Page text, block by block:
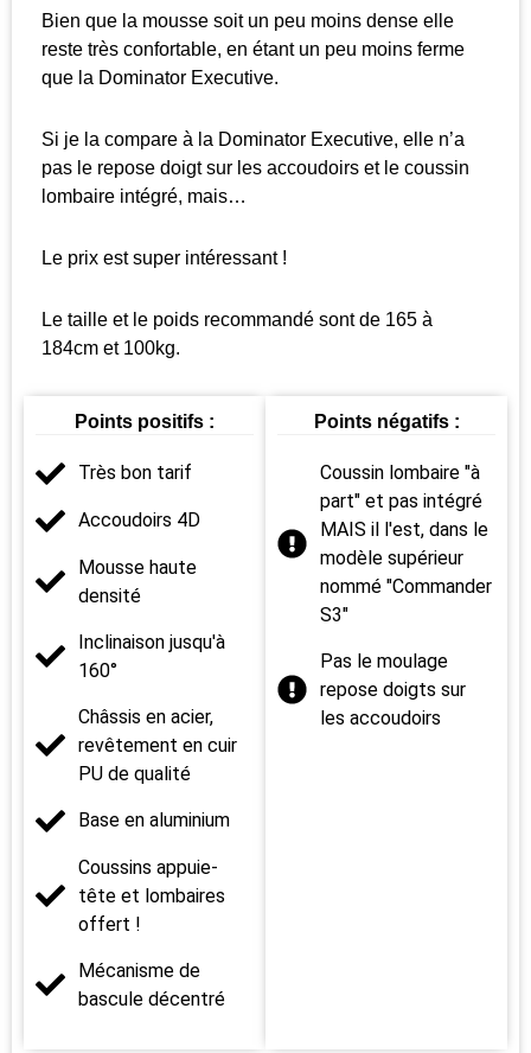
Bien que la mousse soit un peu moins dense elle
reste très confortable, en étant un peu moins ferme
que la Dominator Executive.
Si je la compare à la Dominator Executive, elle n’a
pas le repose doigt sur les accoudoirs et le coussin
lombaire intégré, mais…
Le prix est super intéressant !
Le taille et le poids recommandé sont de 165 à
184cm et 100kg.
Points positifs :
Très bon tarif
Accoudoirs 4D
Mousse haute
densité
Inclinaison jusqu'à
160°
Châssis en acier,
revêtement en cuir
PU de qualité
Base en aluminium
Coussins appuie-
tête et lombaires
offert !
Mécanisme de
bascule décentré
Points négatifs :
Coussin lombaire "à
part" et pas intégré
MAIS il l'est, dans le
modèle supérieur
nommé "Commander
S3"
Pas le moulage
repose doigts sur
les accoudoirs